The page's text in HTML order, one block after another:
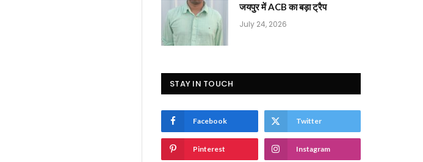
जयपुर में ACB का बड़ा ट्रैप
July 24, 2026
STAY IN TOUCH
Facebook Twitter
Pinterest Instagram